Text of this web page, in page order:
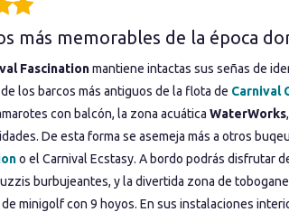
más memorables de la época
Fascinationmantiene intactas sus señas de
los barcos más antiguos de la flota de Carnival
con balcón, la zona acuática WaterWorks
De esta forma se asemeja más a otros
o el Carnival Ecstasy. A bordo podrás disfrutar
burbujeantes, y la divertida zona de
minigolf con 9 hoyos. En sus instalaciones